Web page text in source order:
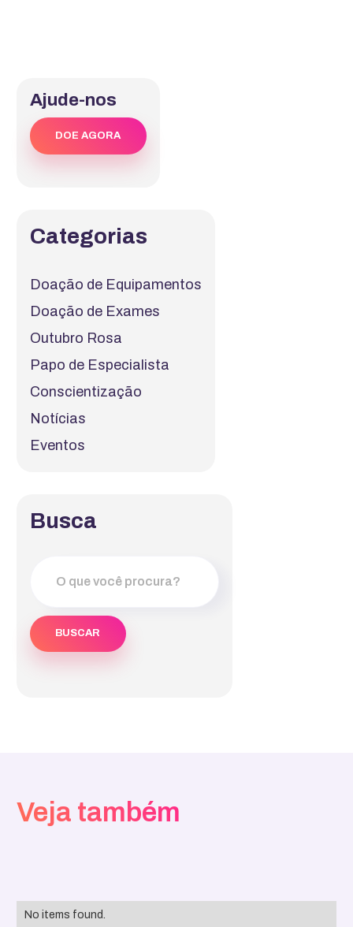
Ajude-nos
DOE AGORA
Categorias
Doação de Equipamentos
Doação de Exames
Outubro Rosa
Papo de Especialista
Conscientização
Notícias
Eventos
Busca
Veja também
No items found.